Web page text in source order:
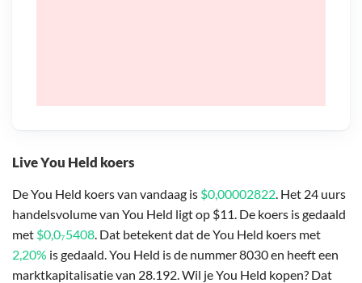
Live You Held koers
De You Held koers van vandaag is $0,00002822. Het 24 uurs
handelsvolume van You Held ligt op $11. De koers is gedaald
met $0,0₇5408. Dat betekent dat de You Held koers met
2,20% is gedaald. You Held is de nummer 8030 en heeft een
marktkapitalisatie van 28.192. Wil je You Held kopen? Dat